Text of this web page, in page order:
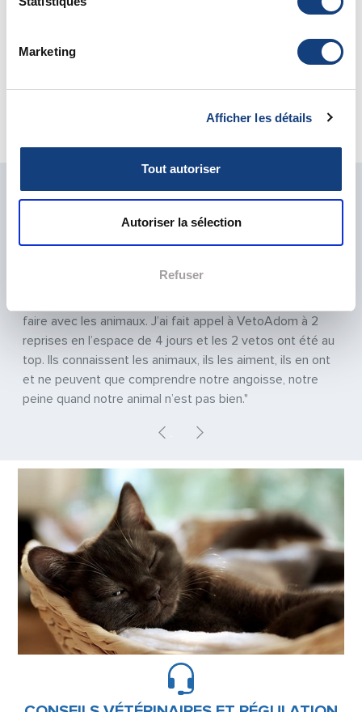
Marketing
Afficher les détails
Tout autoriser
Autoriser la sélection
Refuser
Urgence Vétérinaire Yvelines – 78
Urgence Vétérinaire Hauts de Seine – 92
Urgence Vétérinaire Val d'Oise – 95
LA SATISFACTION DE NOS PATIENTS EST
PreviousNext
"Un service de qualité avec une écoute, de la
faire avec les animaux. J’ai fait appel à VetoAdom à 2
reprises en l’espace de 4 jours et les 2 vetos ont été au
top. Ils connaissent les animaux, ils les aiment, ils en ont
et ne peuvent que comprendre notre angoisse, notre
peine quand notre animal n’est pas bien."
Previous